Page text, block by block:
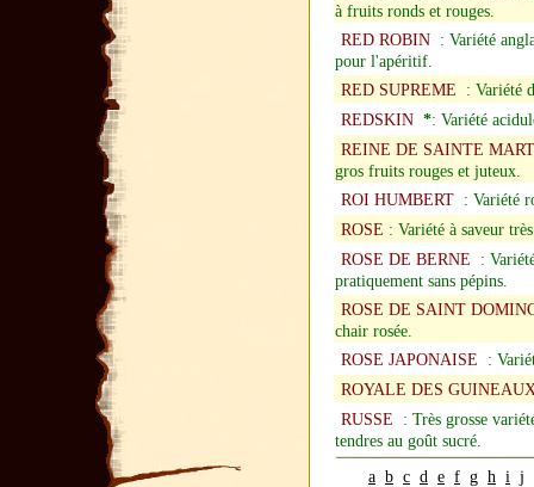
à fruits ronds et rouges.
RED ROBIN : Variété
pour l'apéritif.
RED SUPREME : Variété
REDSKIN *: Variété
REINE DE SAINTE
gros fruits rouges et juteux.
ROI HUMBERT : Variété
ROSE : Variété à saveur
ROSE DE BERNE :
pratiquement sans pépins.
ROSE DE SAINT
chair rosée.
ROSE JAPONAISE :
ROYALE DES
RUSSE : Très grosse
tendres au goût sucré.
a b c d e f g h i j